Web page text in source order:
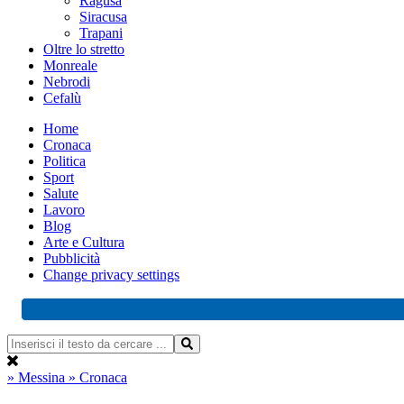
Siracusa
Trapani
Oltre lo stretto
Monreale
Nebrodi
Cefalù
Home
Cronaca
Politica
Sport
Salute
Lavoro
Blog
Arte e Cultura
Pubblicità
Change privacy settings
» Messina » Cronaca